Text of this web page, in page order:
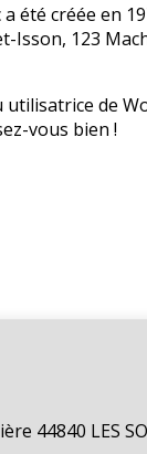
été créée en
Isson, 123
de
vous bien !
44840 LES